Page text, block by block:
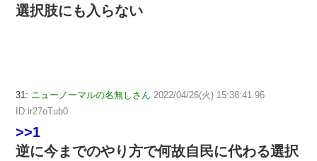
選択肢にも入らない
31: ニューノーマルの名無しさん 2022/04/26(火) 15:38:41.96
ID:ir27oTub0
>>1
逆に今までのやり方で何故自民に代わる選択